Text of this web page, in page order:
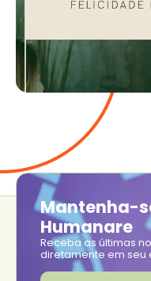
Mantenha-
Humanare
Receba as últimas
diretamente em seu